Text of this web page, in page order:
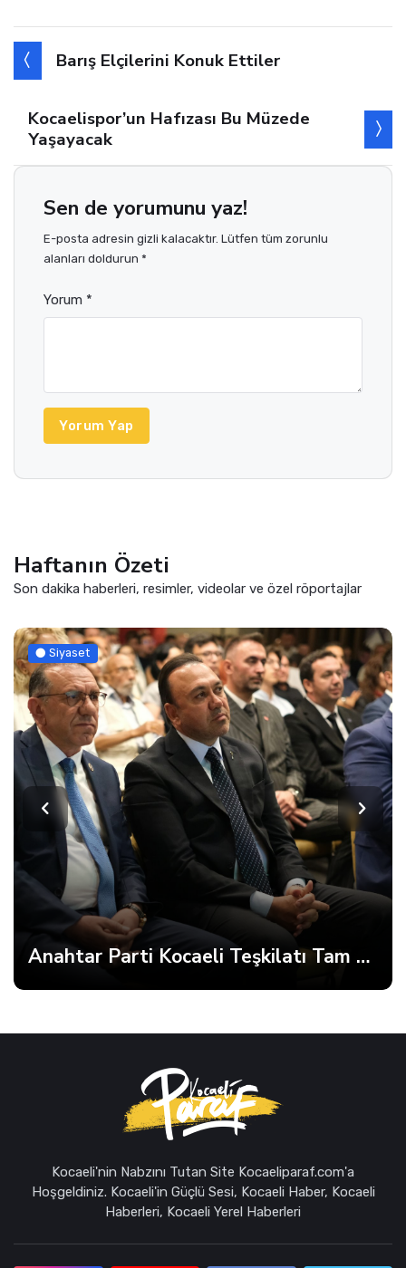
Barış Elçilerini Konuk Ettiler
Kocaelispor’un Hafızası Bu Müzede
Yaşayacak
Sen de yorumunu yaz!
E-posta adresin gizli kalacaktır. Lütfen tüm zorunlu
alanları doldurun *
Yorum *
Yorum Yap
Haftanın Özeti
Son dakika haberleri, resimler, videolar ve özel röportajlar
Siyaset
Anahtar Parti Kocaeli Teşkilatı Tam Kadro Toplandı
Kocaeli'nin Nabzını Tutan Site Kocaeliparaf.com'a
Hoşgeldiniz. Kocaeli'in Güçlü Sesi, Kocaeli Haber, Kocaeli
Haberleri, Kocaeli Yerel Haberleri